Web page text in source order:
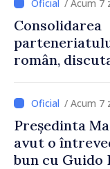
/ Acum 7
Consolidarea
român,
/ Acum 7
Președinta
avut o
bun cu Guido